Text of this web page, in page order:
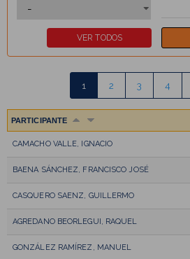
1 2 3 4
PARTICIPANTE
CAMACHO VALLE, IGNACIO
BAENA SÁNCHEZ, FRANCISCO JOSÉ
CASQUERO SAENZ, GUILLERMO
AGREDANO BEORLEGUI, RAQUEL
GONZÁLEZ RAMÍREZ, MANUEL